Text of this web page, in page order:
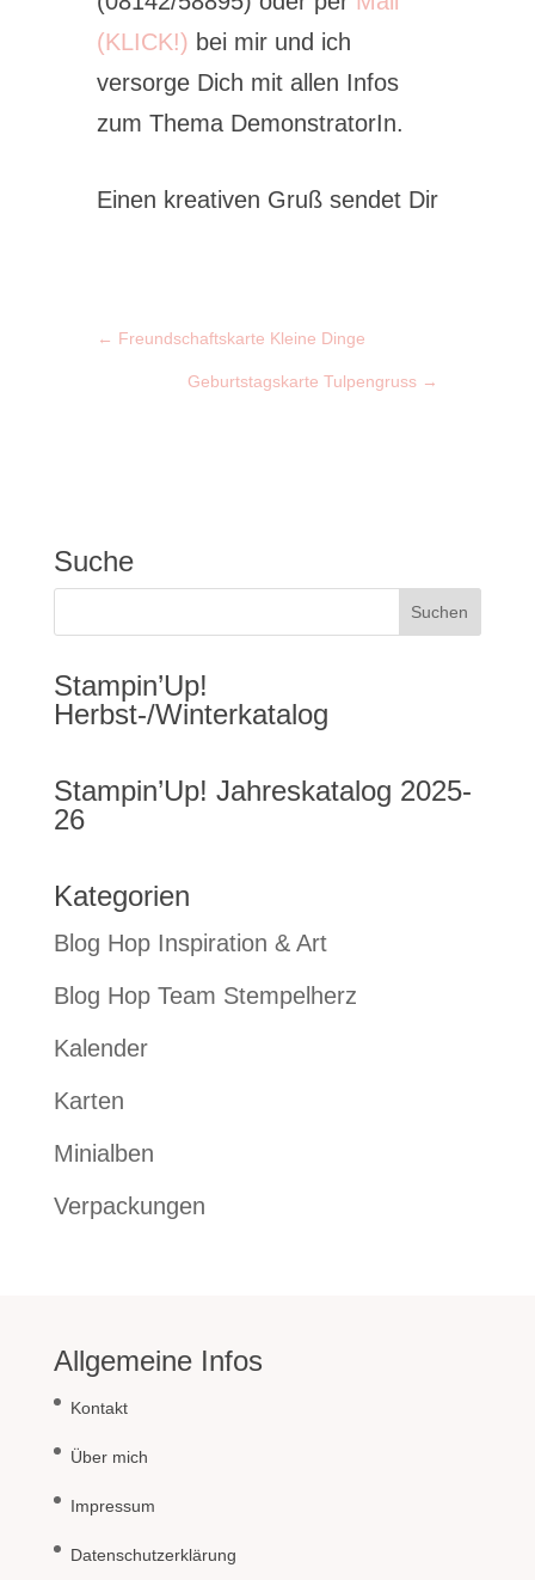
(KLICK!) bei mir und ich
versorge Dich mit allen Infos
zum Thema DemonstratorIn.
Einen kreativen Gruß sendet Dir
← Freundschaftskarte Kleine Dinge
Geburtstagskarte Tulpengruss →
Suche
Stampin’Up!
Herbst-/Winterkatalog
Stampin’Up! Jahreskatalog 2025-
26
Kategorien
Blog Hop Inspiration & Art
Blog Hop Team Stempelherz
Kalender
Karten
Minialben
Verpackungen
Allgemeine Infos
Kontakt
Über mich
Impressum
Datenschutzerklärung